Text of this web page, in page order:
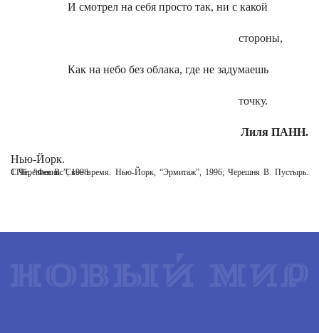
И смотрел на себя просто так, ни с какой
стороны,
Как на небо без облака, где не задумаешь
точку.
Лиля ПАНН.
Нью-Йорк.
1 Черешня В. Свое время. Нью-Йорк, “Эрмитаж”, 1996; Черешня В. Пустырь. СПб., “Феникс”, 1998.